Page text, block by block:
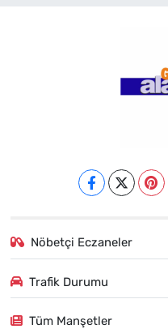
Nöbetçi Eczaneler
Trafik Durumu
Tüm Manşetler